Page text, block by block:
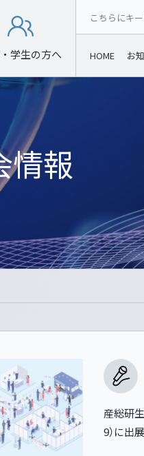
研究方針
イベント
問合せ・ご相談窓口
イベント
出版物
学生の方へ
採用情報
出版物
HOME お
情報
産総研
9）に出